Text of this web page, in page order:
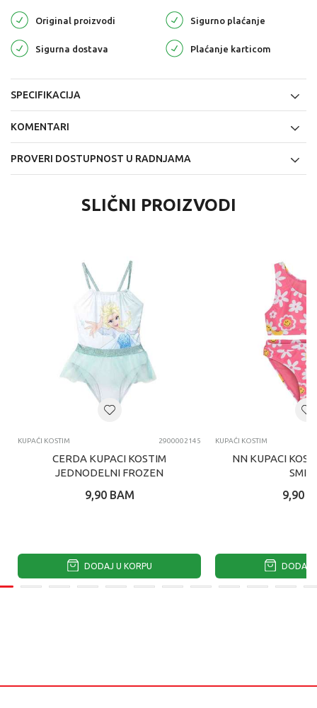
Original proizvodi Sigurno plaćanje
Sigurna dostava Plaćanje karticom
SPECIFIKACIJA
KOMENTARI
PROVERI DOSTUPNOST U RADNJAMA
SLIČNI PROIZVODI
KUPAĆI KOSTIM 2900002145
CERDA KUPACI KOSTIM
JEDNODELNI FROZEN
9,90 BAM
DODAJ U KORPU
KUPAĆI KOSTIM
NN KUPACI
9,90
DODAJ